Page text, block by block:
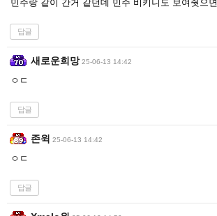
민주랑 같이 간거 같던데 민주 비키니도 보여줫으면
답글
새로운희망 25-06-13 14:42
ㅇㄷ
답글
존윅 25-06-13 14:42
ㅇㄷ
답글